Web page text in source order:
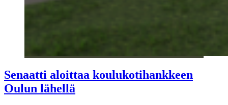
Senaatti aloittaa koulukotihankkeen
Oulun lähellä